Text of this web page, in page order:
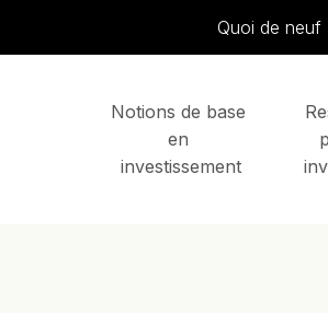
Skip
Quoi de neuf
Notions de base
en
investissement